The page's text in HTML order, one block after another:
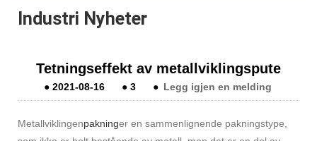
Industri Nyheter
Tetningseffekt av metallviklingspute
● 2021-08-16 ● 3 ● Legg igjen en melding
Metallviklingenpakninger en sammenlignende pakningstype,